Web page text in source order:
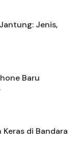
Jenis,
Baru
di Bandara